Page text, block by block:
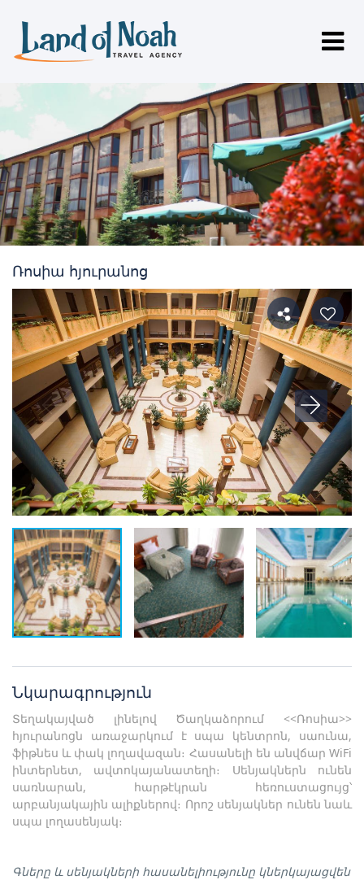
Ռոսիա հյուրանոց
Նկարագրություն
Տեղակայված լինելով Ծաղկաձորում <<Ռոսիա>>
հյուրանոցն առաջարկում է սպա կենտրոն, սաունա,
ֆիթնես և փակ լողավազան։ Հասանելի են անվճար WiFi
ինտերնետ, ավտոկայանատեղի։ Սենյակներն ունեն
սառնարան, հարթէկրան հեռուստացույց՝
արբանյակային ալիքներով։ Որոշ սենյակներ ունեն նաև
սպա լողասենյակ։
Գները և սենյակների հասանելիությունը կներկայացվեն